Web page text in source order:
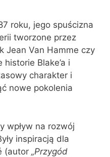
roku, jego spuścizna
tworzone przez
Jean Van Hamme czy
Blake’a i
charakter i
nowe pokolenia
wpływ na rozwój
inspiracją dla
(autor „Przygód